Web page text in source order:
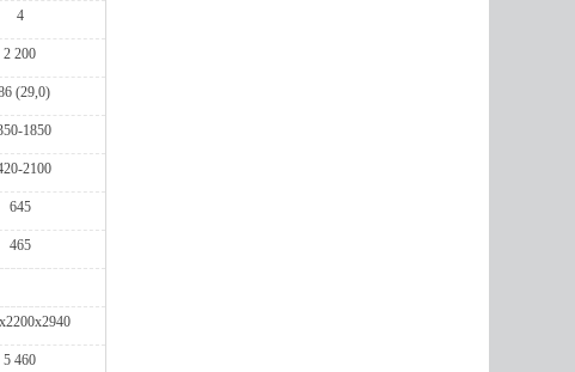
4
2 200
(29,0)
1850
2100
645
465
5 460